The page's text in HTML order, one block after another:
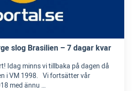
slog Brasilien – 7 dagar kvar
Idag minns vi tillbaka på dagen då
i VM 1998. Vi fortsätter vår
med ännu …